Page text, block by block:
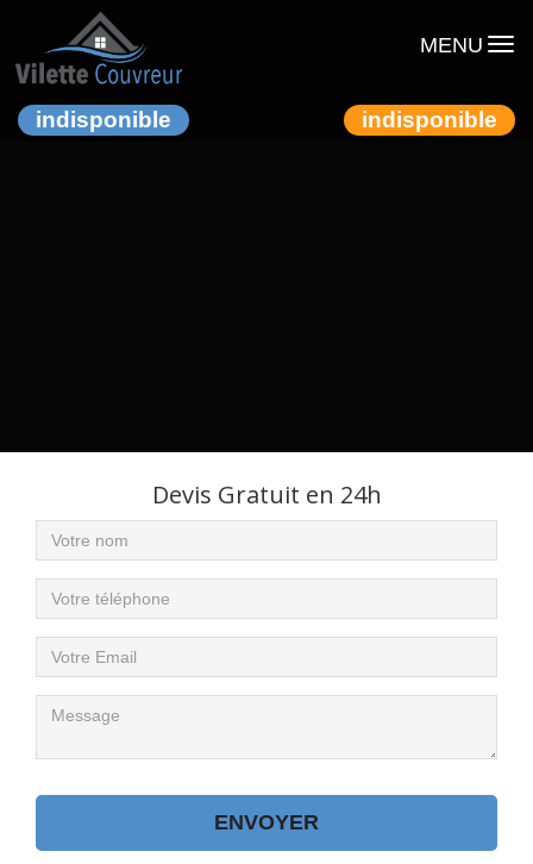
MENU
indisponible indisponible
Devis Gratuit en 24h